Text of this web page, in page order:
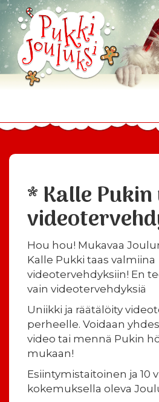
* Kalle
Hou hou! Mukavaa
Kalle Pukki taas valmiina
videotervehdyksiin! En
vain videotervehdyksiä
Uniikki ja räätälöity
perheelle. Voidaan
video tai mennä Pukin
mukaan!
Esiintymistaitoinen ja 10
kokemuksella oleva